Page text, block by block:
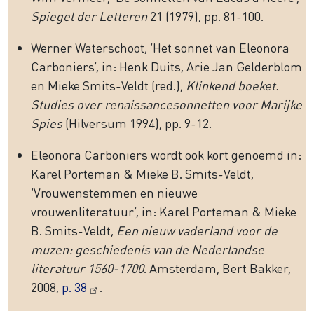
Spiegel der Letteren21 (1979), pp. 81-100.
Werner Waterschoot, ‘Het sonnet van Eleonora
Carboniers’, in: Henk Duits, Arie Jan Gelderblom
en Mieke Smits-Veldt (red.), Klinkend boeket.
Studies over renaissancesonnetten voor Marijke
Spies(Hilversum 1994), pp. 9-12.
Eleonora Carboniers wordt ook kort genoemd in:
Karel Porteman & Mieke B. Smits-Veldt,
‘Vrouwenstemmen en nieuwe
vrouwenliteratuur’, in: Karel Porteman & Mieke
B. Smits-Veldt, Een nieuw vaderland voor de
muzen: geschiedenis van de Nederlandse
literatuur 1560-1700. Amsterdam, Bert Bakker,
2008, p. 38
.